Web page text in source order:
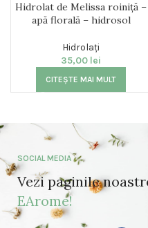
Hidrolat de Melissa roiniță –
apă florală – hidrosol
Hidrolați
35,00 lei
CITEȘTE MAI MULT
SOCIAL MEDIA
Vezi paginile
EArome!